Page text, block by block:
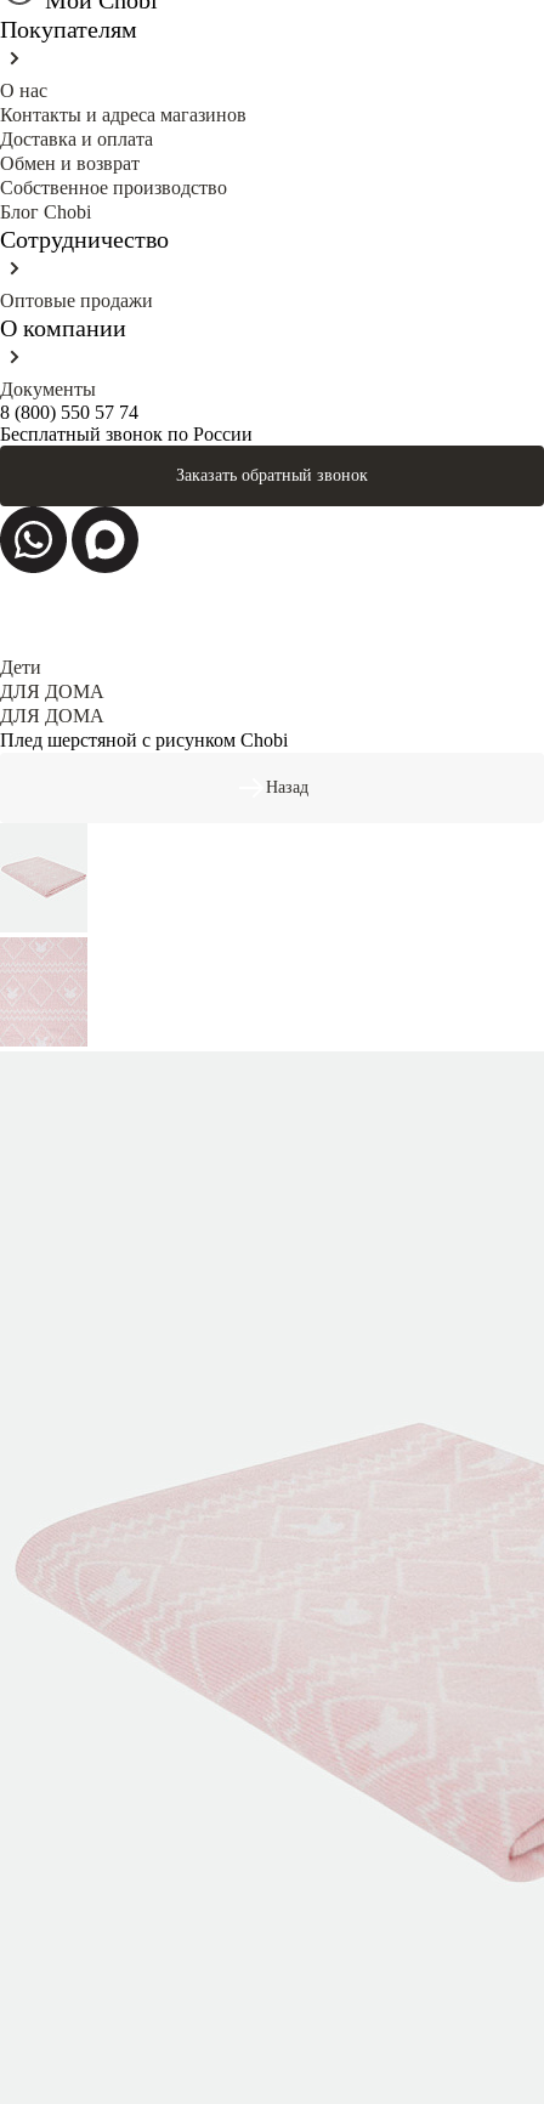
Покупателям
О нас
Контакты и адреса магазинов
Доставка и оплата
Обмен и возврат
Собственное производство
Блог Сhobi
Сотрудничество
Оптовые продажи
О компании
Документы
8 (800) 550 57 74
Бесплатный звонок по России
Заказать обратный звонок
Дети
ДЛЯ ДОМА
ДЛЯ ДОМА
Плед шерстяной с рисунком Chobi
Назад